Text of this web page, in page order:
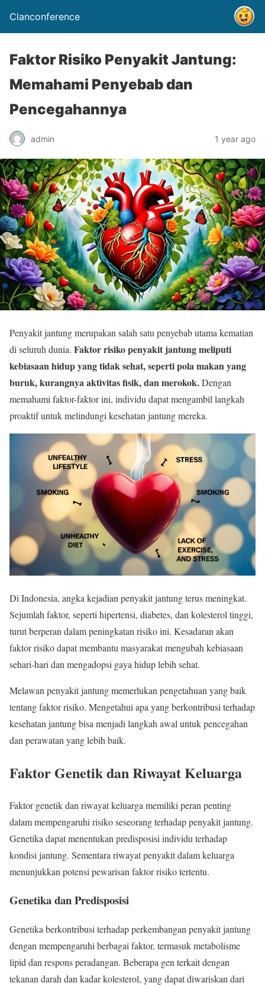
Clanconference
Faktor Risiko Penyakit Jantung:
Memahami Penyebab dan
Pencegahannya
admin 1 year ago
Penyakit jantung merupakan salah satu penyebab utama kematian
di seluruh dunia. Faktor risiko penyakit jantung meliputi
kebiasaan hidup yang tidak sehat, seperti pola makan yang
buruk, kurangnya aktivitas fisik, dan merokok.Dengan
memahami faktor-faktor ini, individu dapat mengambil langkah
proaktif untuk melindungi kesehatan jantung mereka.
Di Indonesia, angka kejadian penyakit jantung terus meningkat.
Sejumlah faktor, seperti hipertensi, diabetes, dan kolesterol tinggi,
turut berperan dalam peningkatan risiko ini. Kesadaran akan
faktor risiko dapat membantu masyarakat mengubah kebiasaan
sehari-hari dan mengadopsi gaya hidup lebih sehat.
Melawan penyakit jantung memerlukan pengetahuan yang baik
tentang faktor risiko. Mengetahui apa yang berkontribusi terhadap
kesehatan jantung bisa menjadi langkah awal untuk pencegahan
dan perawatan yang lebih baik.
Faktor Genetik dan Riwayat Keluarga
Faktor genetik dan riwayat keluarga memiliki peran penting
dalam mempengaruhi risiko seseorang terhadap penyakit jantung.
Genetika dapat menentukan predisposisi individu terhadap
kondisi jantung. Sementara riwayat penyakit dalam keluarga
menunjukkan potensi pewarisan faktor risiko tertentu.
Genetika dan Predisposisi
Genetika berkontribusi terhadap perkembangan penyakit jantung
dengan mempengaruhi berbagai faktor, termasuk metabolisme
lipid dan respons peradangan. Beberapa gen terkait dengan
tekanan darah dan kadar kolesterol, yang dapat diwariskan dari